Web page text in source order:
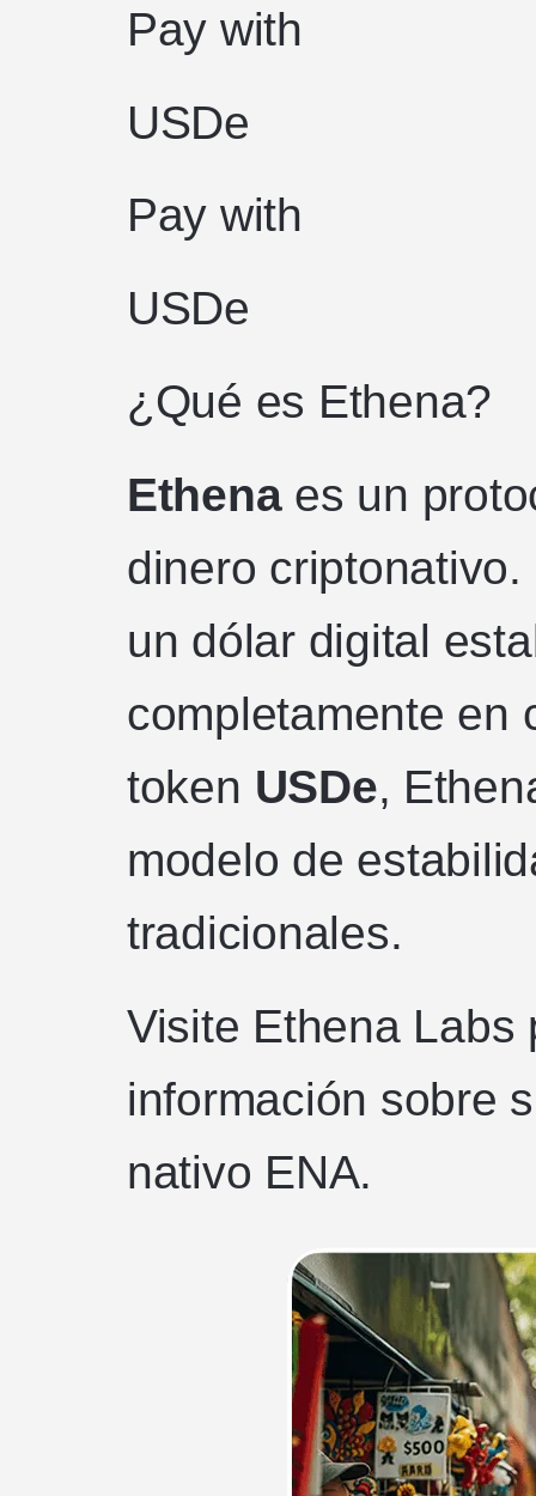
Pay with
USDe
Pay with
USDe
¿Qué es Ethena?
Ethenaes un
dinero
un dólar digital
completamente en
token USDe,
modelo de
tradicionales.
Visite Ethena Labs
información sobre
nativo ENA.